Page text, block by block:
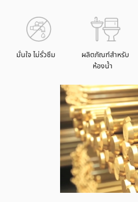
มั่นใจ ไม่รั่วซึม
ผลิตภัณฑ์สำหรับ
ห้องน้ำ